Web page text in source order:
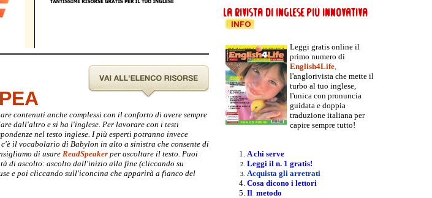
contenuti anche complessi con il conforto di avere sempre
dall'altro e si ha l'inglese. Per lavorare con i testi
nel testo inglese. I più esperti potranno invece
il vocabolario di Babylon in alto a sinistra che consente di
di usare ReadSpeakerper ascoltare il testo. Puoi
di ascolto: ascolto dall'inizio alla fine (cliccando su
e poi cliccando sull'iconcina che apparirà a fianco del
Leggi gratis online il
primo numero di
English4Life,
l'anglorivista che mette il
turbo al tuo inglese,
l'unica con pronuncia
guidata e doppia
traduzione italiana per
capire sempre tutto!
A chi serve
Leggi il n. 1 gratis!
Acquista gli arretrati
Cosa dicono i lettori
Il metodo